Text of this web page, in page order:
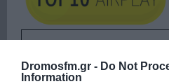
Dromosfm.gr - Do Not
Information